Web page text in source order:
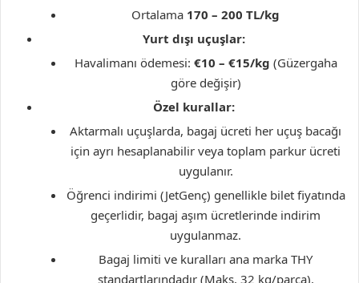
Ortalama 170 – 200 TL/kg
Yurt dışı uçuşlar:
Havalimanı ödemesi: €10 – €15/kg (Güzergaha
göre değişir)
Özel kurallar:
Aktarmalı uçuşlarda, bagaj ücreti her uçuş bacağı
için ayrı hesaplanabilir veya toplam parkur ücreti
uygulanır.
Öğrenci indirimi (JetGenç) genellikle bilet fiyatında
geçerlidir, bagaj aşım ücretlerinde indirim
uygulanmaz.
Bagaj limiti ve kuralları ana marka THY
standartlarındadır (Maks. 32 kg/parça).